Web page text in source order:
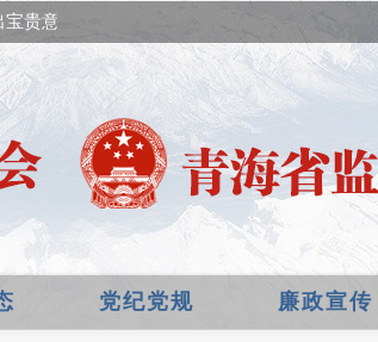
贵意见！
党纪党规 廉政宣传